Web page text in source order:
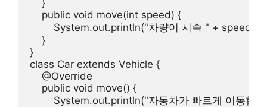
    }
    public void move(int speed) {
System.out.println("차량이 시속 " + speed
    }
}
class Car extends Vehicle {
    @Override
    public void move() {
System.out.println("자동차가 빠르게 이동합니